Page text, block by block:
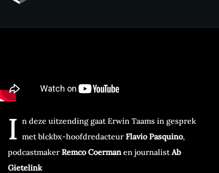
I n deze uitzending gaat Erwin Taams in gesprek
met blckbx-hoofdredacteur Flavio Pasquino,
podcastmaker Remco Coermanen journalistAb
Gietelink